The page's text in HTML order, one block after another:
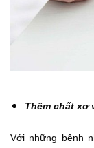
Thêm chất xơ
Với những bệnh